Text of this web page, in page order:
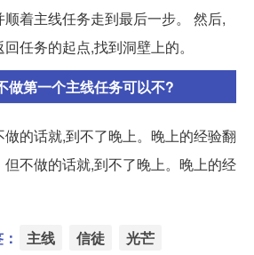
着主线任务走到最后一步。 然后,
任务的起点,找到洞壁上的。
做第一个主线任务可以不?
的话就,到不了晚上。晚上的经验翻
不做的话就,到不了晚上。晚上的经
主线 信徒 光芒